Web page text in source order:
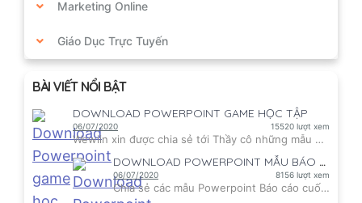
Marketing Online
Giáo Dục Trực Tuyến
BÀI VIẾT NỔI BẬT
DOWNLOAD POWERPOINT GAME HỌC TẬP
06/07/2020 15520 lượt xem
Wewiin xin được chia sẻ tới Thầy cô những mẫu Powerpoint Gam...
DOWNLOAD POWERPOINT MẪU BÁO CÁO CUỐI NĂM
06/07/2020 8156 lượt xem
Chia sẻ các mẫu Powerpoint Báo cáo cuối năm